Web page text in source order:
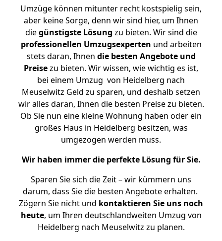
Umzüge können mitunter recht kostspielig sein,
aber keine Sorge, denn wir sind hier, um Ihnen
diegünstigste Lösung zu bieten. Wir sind die
professionellen Umzugsexperten und arbeiten
stets daran, Ihnen die besten Angebote und
Preisezu bieten. Wir wissen, wie wichtig es ist,
bei einem Umzug von Heidelberg nach
Meuselwitz Geld zu sparen, und deshalb setzen
wir alles daran, Ihnen die besten Preise zu bieten.
Ob Sie nun eine kleine Wohnung haben oder ein
großes Haus in Heidelberg besitzen, was
umgezogen werden muss.
Wir haben immer die perfekte Lösung für Sie.
Sparen Sie sich die Zeit – wir kümmern uns
darum, dass Sie die besten Angebote erhalten.
Zögern Sie nicht und kontaktieren Sie uns noch
heute, um Ihren deutschlandweiten Umzug von
Heidelberg nach Meuselwitz zu planen.